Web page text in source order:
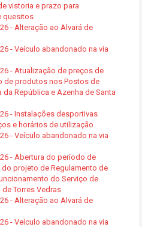
vistoria e prazo para
quesitos
- Alteração ao Alvará de
- Veículo abandonado na via
- Atualização de preços de
de produtos nos Postos de
da República e Azenha de Santa
- Instalações desportivas
e horários de utilização
- Veículo abandonado na via
- Abertura do período de
projeto de Regulamento de
do Serviço de
Torres Vedras
- Alteração ao Alvará de
- Veículo abandonado na via